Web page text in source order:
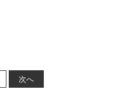
次へ